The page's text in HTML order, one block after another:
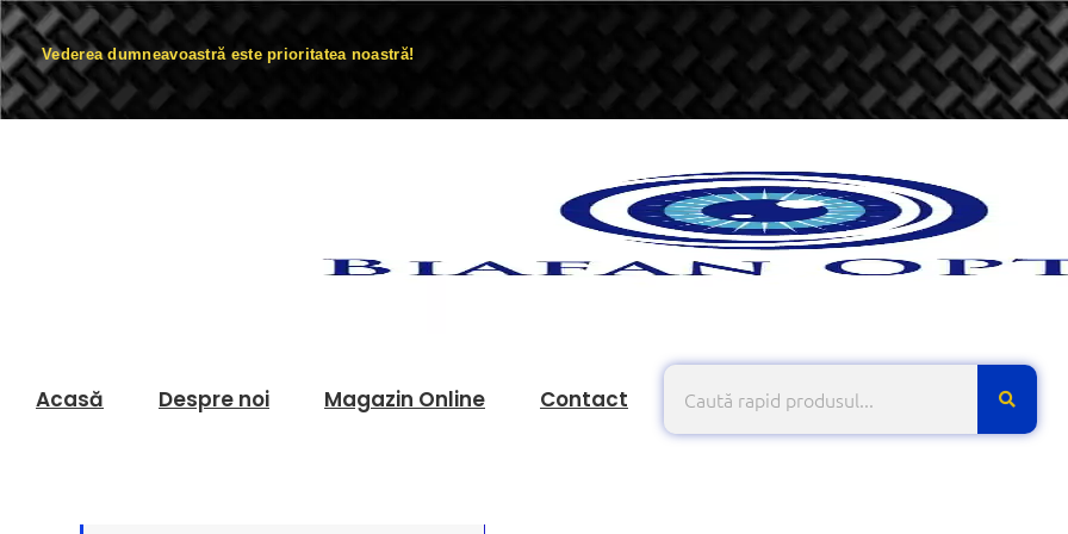
Vederea dumneavoastră este prioritatea noastră!
Acasă Despre noi Magazin Online Contact